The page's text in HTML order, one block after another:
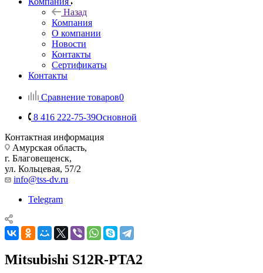
Назад
Компания
О компании
Новости
Контакты
Сертификаты
Контакты
Сравнение товаров0
8 416 222-75-39Основной
Контактная информация
Амурская область,
г. Благовещенск,
ул. Кольцевая, 57/2
info@tss-dv.ru
Telegram
Mitsubishi S12R-PTA2